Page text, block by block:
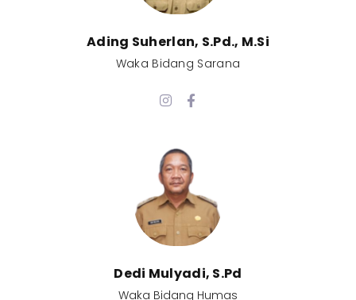
Ading Suherlan, S.Pd., M.Si​
Waka Bidang Sarana​
Dedi Mulyadi, S.Pd​
Waka Bidang Humas